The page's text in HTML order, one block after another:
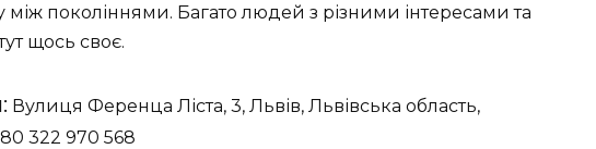
між поколіннями. Багато людей з різними інтересами та
щось своє.
Вулиця Ференца Ліста, 3, Львів, Львівська область,
322 970 568